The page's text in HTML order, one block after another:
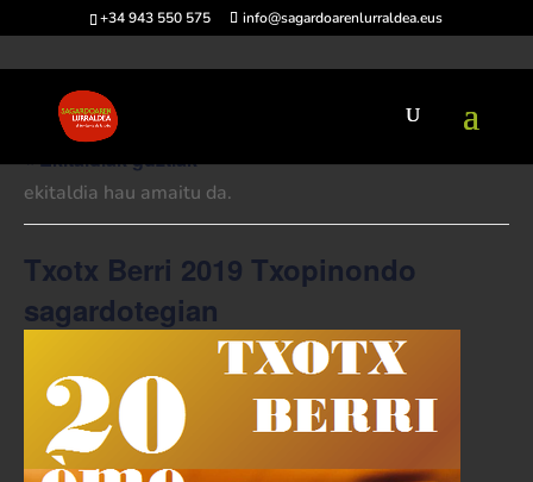
+34 943 550 575 info@sagardoarenlurraldea.eus
« Ekitaldiak guztiak
ekitaldia hau amaitu da.
Txotx Berri 2019 Txopinondo
sagardotegian